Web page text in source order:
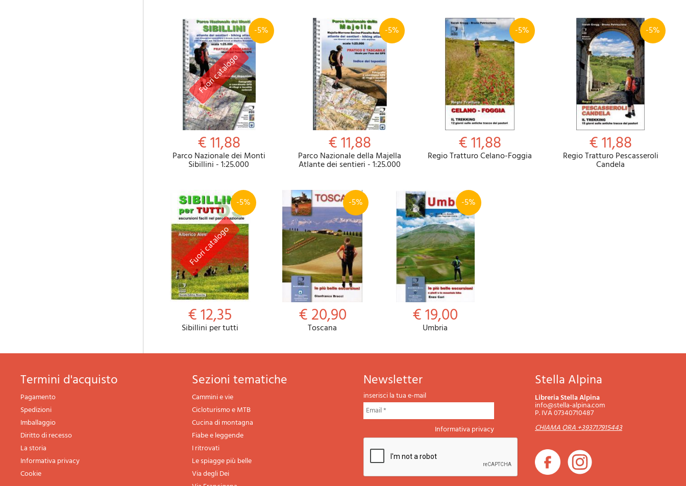
-5%
€ 11,88
Parco Nazionale dei Monti
Sibillini - 1:25.000
-5%
€ 11,88
Parco Nazionale della Majella
Atlante dei sentieri - 1:25.000
-5%
€ 11,88
Regio Tratturo Celano-Foggia
-5%
€ 11,88
Regio Tratturo Pescasseroli
Candela
-5%
€ 12,35
Sibillini per tutti
-5%
€ 20,90
Toscana
-5%
€ 19,00
Umbria
termini d'acquisto
Pagamento
Spedizioni
Imballaggio
Diritto di recesso
La storia
Informativa privacy
Cookie
sezioni tematiche
Cammini e vie
Cicloturismo e MTB
Cucina di montagna
Fiabe e leggende
I ritrovati
Le spiagge più belle
Via degli Dei
newsletter
inserisci la tua e-mail
Informativa privacy
Stella Alpina
Libreria Stella Alpina
info@stella-alpina.com
P. IVA 07340710487
CHIAMA ORA +393717915443